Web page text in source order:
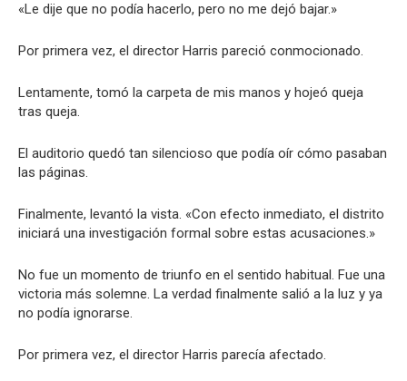
«Le dije que no podía hacerlo, pero no me dejó bajar.»
Por primera vez, el director Harris pareció conmocionado.
Lentamente, tomó la carpeta de mis manos y hojeó queja
tras queja.
El auditorio quedó tan silencioso que podía oír cómo pasaban
las páginas.
Finalmente, levantó la vista. «Con efecto inmediato, el distrito
iniciará una investigación formal sobre estas acusaciones.»
No fue un momento de triunfo en el sentido habitual. Fue una
victoria más solemne. La verdad finalmente salió a la luz y ya
no podía ignorarse.
Por primera vez, el director Harris parecía afectado.